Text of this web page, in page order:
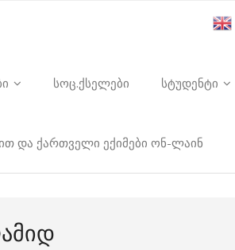
სოც.ქსელები სტუდენტი
და ქართველი ექიმები ონ-ლაინ